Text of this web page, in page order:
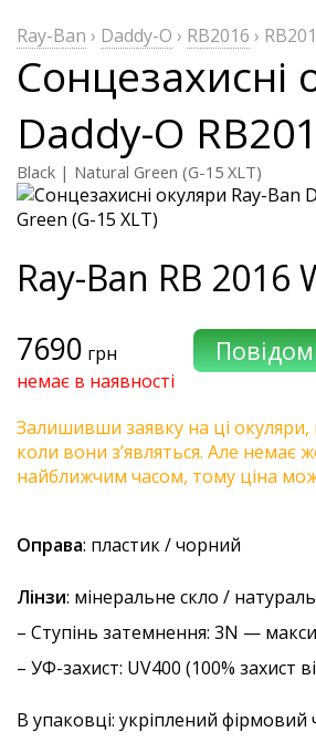
Ray-Ban › Daddy-O › RB2016 ›
Сонцезахисні
Daddy-O
Black | Natural Green (G-15 XLT)
Ray-Ban RB 2016
7690 грн
немає в наявності
Залишивши заявку на ці
коли вони з’являться. Але немає
найближчим часом, тому ціна
Оправа: пластик / чорний
Лінзи: мінеральне скло /
– Ступінь затемнення: 3N —
– УФ-захист: UV400 (100% захист
В упаковці: укріплений